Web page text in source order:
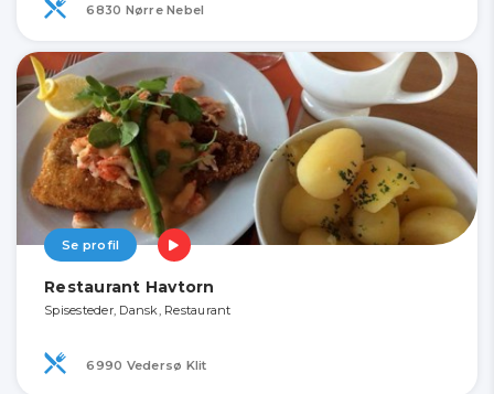
6830 Nørre Nebel
Se profil
Restaurant Havtorn
Spisesteder, Dansk, Restaurant
6990 Vedersø Klit